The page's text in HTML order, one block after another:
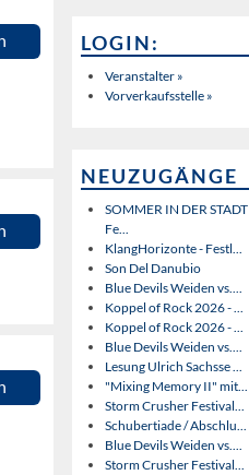
LOGIN:
Veranstalter »
Vorverkaufsstelle »
NEUZUGÄNGE
SOMMER IN DER STADT
Fe...
KlangHorizonte - Festl...
Son Del Danubio
Blue Devils Weiden vs....
Koppel of Rock 2026 - ...
Koppel of Rock 2026 - ...
Blue Devils Weiden vs....
Lesung Ulrich Sachsse ...
"Mixing Memory II" mit...
Storm Crusher Festival...
Schubertiade / Abschlu...
Blue Devils Weiden vs....
Storm Crusher Festival...